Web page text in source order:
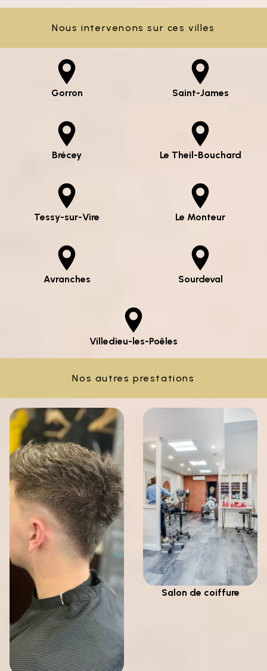
Nous intervenons sur ces villes
Gorron Saint-James
Brécey Le Theil-Bouchard
Tessy-sur-Vire Le Monteur
Avranches Sourdeval
Villedieu-les-Poêles
Nos autres prestations
Salon de coiffure